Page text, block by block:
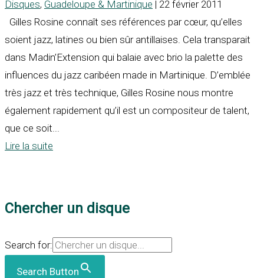
Disques, Guadeloupe & Martinique | 22 février 2011
Gilles Rosine connaît ses références par cœur, qu’elles
soient jazz, latines ou bien sûr antillaises. Cela transparait
dans Madin’Extension qui balaie avec brio la palette des
influences du jazz caribéen made in Martinique. D’emblée
très jazz et très technique, Gilles Rosine nous montre
également rapidement qu’il est un compositeur de talent,
que ce soit...
Lire la suite
Chercher un disque
Search for:
Search Button